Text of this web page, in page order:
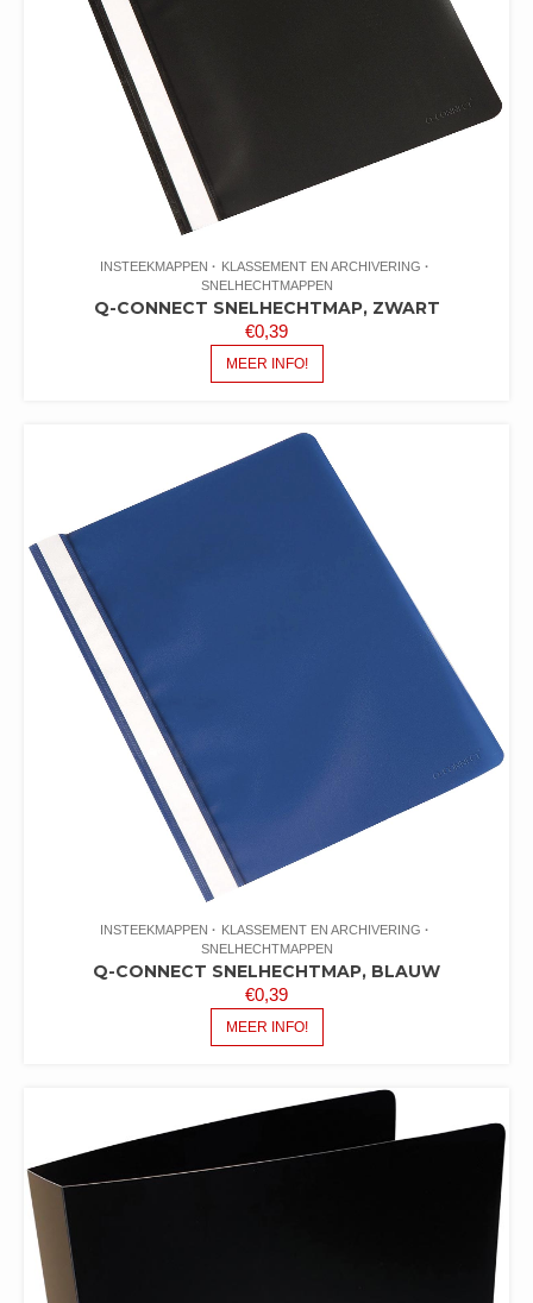
INSTEEKMAPPEN
KLASSEMENT EN ARCHIVERING
SNELHECHTMAPPEN
Q-CONNECT SNELHECHTMAP, ZWART
€0,39
MEER INFO!
INSTEEKMAPPEN
KLASSEMENT EN ARCHIVERING
SNELHECHTMAPPEN
Q-CONNECT SNELHECHTMAP, BLAUW
€0,39
MEER INFO!